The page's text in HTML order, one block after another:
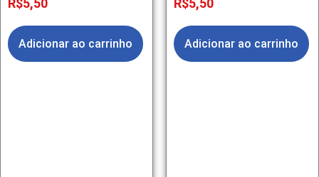
R$5,50
Adicionar ao carrinho
R$5,50
Adicionar ao carrinho